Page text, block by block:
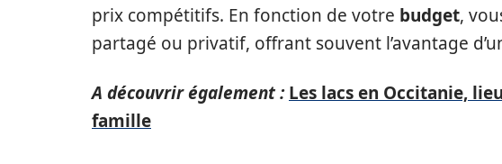
prix compétitifs. En fonction de votre budget,
partagé ou privatif, offrant souvent l’avantage
A découvrir également : Les lacs en Occitanie,
famille